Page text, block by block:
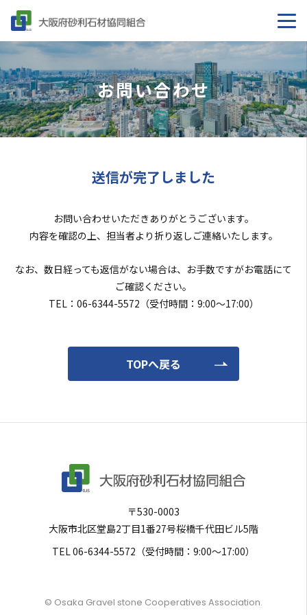
お問い合わせ
送信が完了しました
お問い合わせいただきありがとうございます。
内容を確認の上、担当者より折り返しご連絡いたします。
なお、数日経っても返信がない場合は、お手数ですがお電話にて
ご確認ください。
TEL： 06-6344-5572 （受付時間：9:00〜17:00）
TOPへ戻る
〒530-0003
大阪市北区堂島2丁目1番27号桜橋千代田ビル5階
TEL 06-6344-5572 （受付時間：9:00〜17:00）
© Osaka Gravel stone Cooperatives Association.